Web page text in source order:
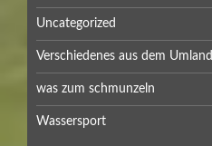
Uncategorized
Verschiedenes aus dem Umland
was zum schmunzeln
Wassersport